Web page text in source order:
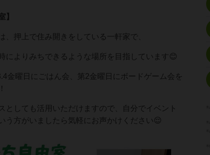
】
、押上で住み開きをしている一軒家で、
によりみちできるような場所を目指しています😊
金曜日にごはん会、第2金曜日にボードゲーム会を
としても活用いただけますので、自分でイベント
う方がいましたら気軽にお声かけください😌